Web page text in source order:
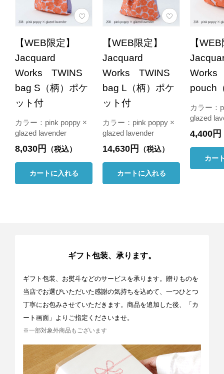
【WEB限定】
Jacquard
Works TWINS
bag S（柄）ポケ
ット付
カラー：pink poppy ×
glazed lavender
8,030円 （税込）
カートに入れる
【WEB限定】
Jacquard
Works TWINS
bag L（柄）ポケ
ット付
カラー：pink poppy ×
glazed lavender
14,630円 （税込）
カートに入れる
【
Works
pouch
カラー：
glazed
4,400円
カー
ギフト包装、承ります。
ギフト包装、お熨斗などのサービスを承ります。贈りものを
当店でお選びいただいた感謝の気持ちを込めて、一つひとつ
丁寧にお包みさせていただきます。商品を追加した後、「カ
ート画面」よりご指定くださいませ。
※一部対象外商品もございます